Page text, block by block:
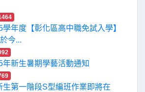
學年度【彰化區高中職免試入學】
今...
年新生暑期學藝活動通知
生第一階段S型編班作業即將在